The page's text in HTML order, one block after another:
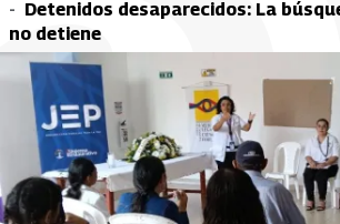
Detenidos desaparecidos: La
no detiene